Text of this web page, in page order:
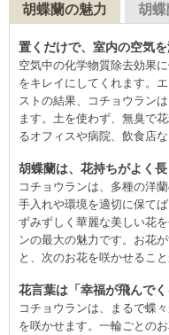
胡蝶蘭の魅力 胡蝶
置くだけで、室内の空気を
空気中の化学物質除去効果
をキレイにしてくれます。
ストの結果、コチョウラン
ます。土を使わず、無臭で
るオフィスや病院、飲食店
胡蝶蘭は、花持ちがよく長
コチョウランは、多種の洋
手入れや環境を適切に保て
ずみずしく華麗な美しい花
ンの最大の魅力です。お花
と、次のお花を咲かせること
花言葉は「幸福が飛んでく
コチョウランは、まるで蝶
を咲かせます。一輪ごとの